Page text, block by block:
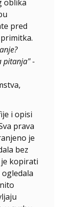
oblika
pred
pitanja" -
i opisi
prava
je
bez
kopirati